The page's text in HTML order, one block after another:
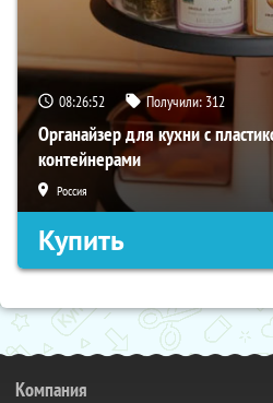
08:26:51 Получили: 312
Органайзер для кухни с
контейнерами
Россия
Купить
Компания